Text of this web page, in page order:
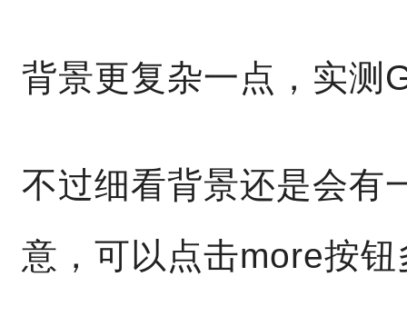
背景更复杂一点，实
不过细看背景还是会有
意，可以点击more按